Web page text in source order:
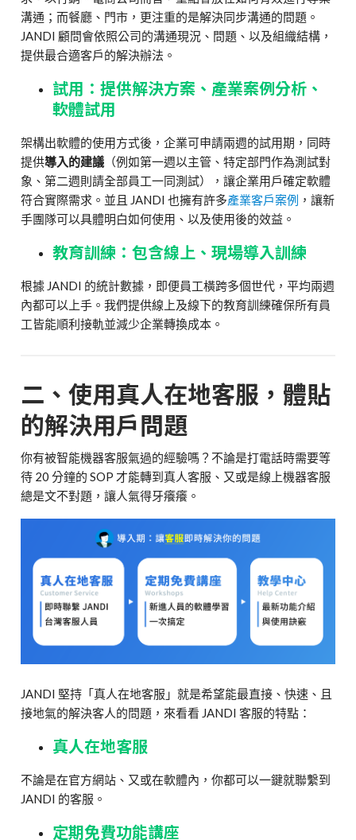
溝通；而餐廳、門市，更注重的是解決同步溝通的問題。
JANDI 顧問會依照公司的溝通現況、問題、以及組織結構，
提供最合適客戶的解決辦法。
試用：提供解決方案、產業案例分析、
軟體試用
架構出軟體的使用方式後，企業可申請兩週的試用期，同時
提供導入的建議 （例如第一週以主管、特定部門作為測試對
象、第二週則請全部員工一同測試），讓企業用戶確定軟體
符合實際需求。並且 JANDI 也擁有許多產業客戶案例 ，讓新
手團隊可以具體明白如何使用、以及使用後的效益。
教育訓練：包含線上、現場導入訓練
根據 JANDI 的統計數據，即便員工橫跨多個世代，平均兩週
內都可以上手。我們提供線上及線下的教育訓練確保所有員
工皆能順利接軌並減少企業轉換成本。
二、使用真人在地客服，體貼
的解決用戶問題
你有被智能機器客服氣過的經驗嗎？不論是打電話時需要等
待 20 分鐘的 SOP 才能轉到真人客服、又或是線上機器客服
總是文不對題，讓人氣得牙癢癢。
JANDI 堅持「真人在地客服」就是希望能最直接、快速、且
接地氣的解決客人的問題，來看看 JANDI 客服的特點：
真人在地客服
不論是在官方網站、又或在軟體內，你都可以一鍵就聯繫到
JANDI 的客服。
定期免費功能講座